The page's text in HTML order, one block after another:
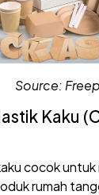
Source:
Kaku
cocok untuk
rumah